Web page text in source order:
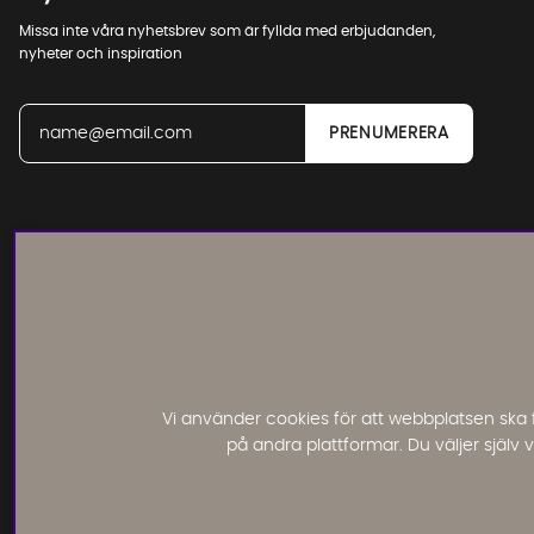
Vi använder cookies för att webbplatsen
på andra plattformar. Du väljer själv
Missa inte våra nyhetsbrev som är fyllda med erbjudanden,
nyheter och inspiration